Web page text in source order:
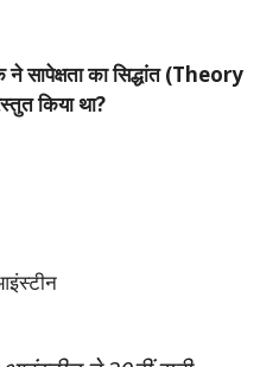
ने सापेक्षता का सिद्धांत (Theory
किया था?